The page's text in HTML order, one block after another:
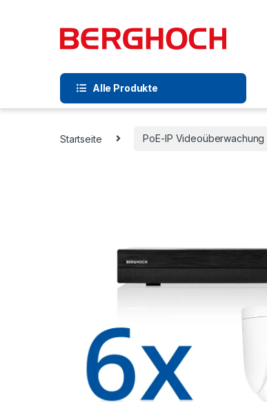
Alle Produkte
Startseite PoE-IP Videoüberwachung